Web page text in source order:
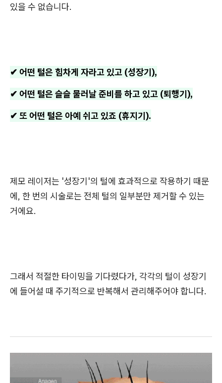
있을 수 없습니다.
✔ 어떤 털은 힘차게 자라고 있고 (성장기),
✔ 어떤 털은 슬슬 물러날 준비를 하고 있고 (퇴행기),
✔ 또 어떤 털은 아예 쉬고 있죠 (휴지기).
제모 레이저는 '성장기'의 털에 효과적으로 작용하기 때문
에, 한 번의 시술로는 전체 털의 일부분만 제거할 수 있는
거에요.
그래서 적절한 타이밍을 기다렸다가, 각각의 털이 성장기
에 들어설 때 주기적으로 반복해서 관리해주어야 합니다.